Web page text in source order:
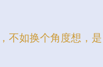
不如换个角度想，是